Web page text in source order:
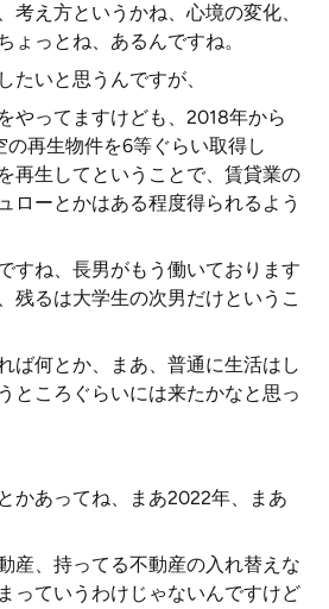
考え方というかね、心境の変化、
ょっとね、あるんですね。
たいと思うんですが、
やってますけども、2018年から
再生物件を6等ぐらい取得し
再生してということで、賃貸業の
ローとかはある程度得られるよう
すね、長男がもう働いております
残るは大学生の次男だけというこ
ば何とか、まあ、普通に生活はし
ところぐらいには来たかなと思っ
かあってね、まあ2022年、まあ
産、持ってる不動産の入れ替えな
っていうわけじゃないんですけど